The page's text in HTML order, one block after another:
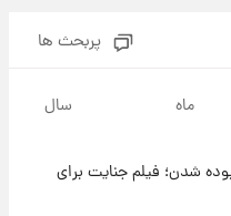
پربحث ها
ماه سال
شدن؛ فیلم جنایت برای